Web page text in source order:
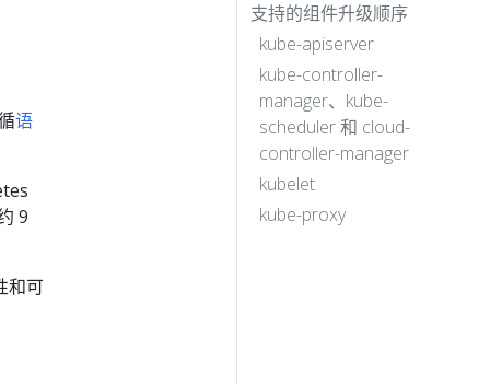
语
9
和可
支持的组件升级顺序
kube-apiserver
kube-controller-
manager、kube-
scheduler 和 cloud-
controller-manager
kubelet
kube-proxy